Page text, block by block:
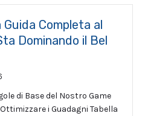
Guida Completa al
Dominando il Bel
di Base del Nostro Game
i Guadagni Tabella